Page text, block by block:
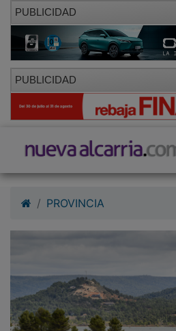
PUBLICIDAD
PUBLICIDAD